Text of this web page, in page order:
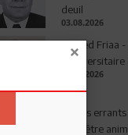
deuil
03.08.2026
Ahmed Friaa
04.08.2026
Chiens
bien-être